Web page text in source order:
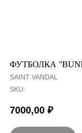
ФУТБОЛКА
SAINT VANDAL
SKU:
7000,00 ₽